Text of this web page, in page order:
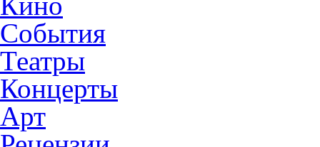
События
Театры
Концерты
Арт